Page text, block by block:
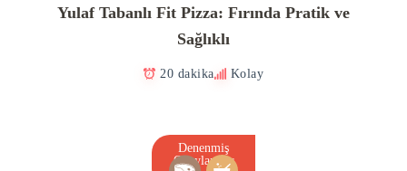
Yulaf Tabanlı Fit Pizza: Fırında Pratik ve
Sağlıklı
20 dakika Kolay
Denenmiş
Onaylanmış